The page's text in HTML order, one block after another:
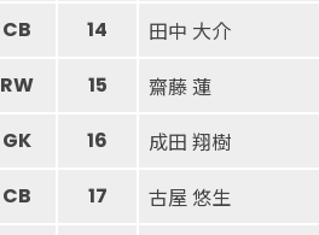
CB
14 田中 大介
RW
15 齋藤 蓮
GK 16 成田 翔樹
CB
17 古屋 悠生